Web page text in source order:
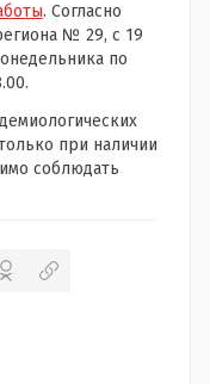
. Согласно
№ 29, с 19
по
при наличии
соблюдать